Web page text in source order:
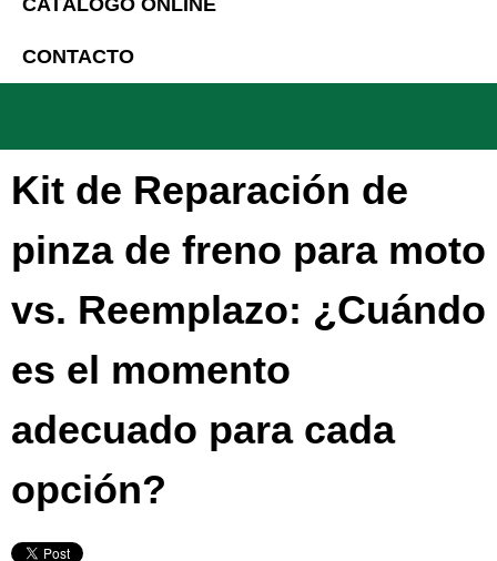
CATÁLOGO ONLINE
CONTACTO
Kit de Reparación de
pinza de freno para moto
vs. Reemplazo: ¿Cuándo
es el momento
adecuado para cada
opción?